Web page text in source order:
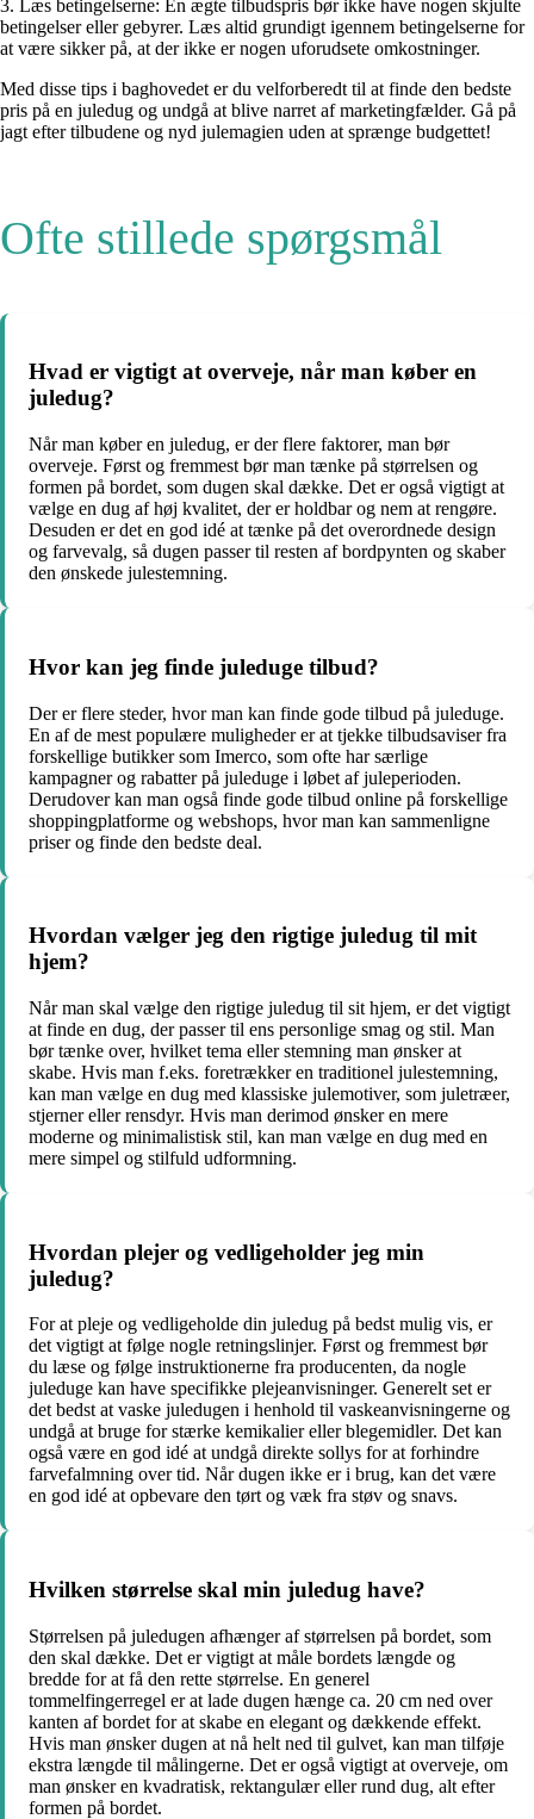
3. Læs betingelserne: En ægte tilbudspris bør ikke have nogen skjulte
betingelser eller gebyrer. Læs altid grundigt igennem betingelserne for
at være sikker på, at der ikke er nogen uforudsete omkostninger.
Med disse tips i baghovedet er du velforberedt til at finde den bedste
pris på en juledug og undgå at blive narret af marketingfælder. Gå på
jagt efter tilbudene og nyd julemagien uden at sprænge budgettet!
Ofte stillede spørgsmål
Hvad er vigtigt at overveje, når man køber en
juledug?
Når man køber en juledug, er der flere faktorer, man bør
overveje. Først og fremmest bør man tænke på størrelsen og
formen på bordet, som dugen skal dække. Det er også vigtigt at
vælge en dug af høj kvalitet, der er holdbar og nem at rengøre.
Desuden er det en god idé at tænke på det overordnede design
og farvevalg, så dugen passer til resten af bordpynten og skaber
den ønskede julestemning.
Hvor kan jeg finde juleduge tilbud?
Der er flere steder, hvor man kan finde gode tilbud på juleduge.
En af de mest populære muligheder er at tjekke tilbudsaviser fra
forskellige butikker som Imerco, som ofte har særlige
kampagner og rabatter på juleduge i løbet af juleperioden.
Derudover kan man også finde gode tilbud online på forskellige
shoppingplatforme og webshops, hvor man kan sammenligne
priser og finde den bedste deal.
Hvordan vælger jeg den rigtige juledug til mit
hjem?
Når man skal vælge den rigtige juledug til sit hjem, er det vigtigt
at finde en dug, der passer til ens personlige smag og stil. Man
bør tænke over, hvilket tema eller stemning man ønsker at
skabe. Hvis man f.eks. foretrækker en traditionel julestemning,
kan man vælge en dug med klassiske julemotiver, som juletræer,
stjerner eller rensdyr. Hvis man derimod ønsker en mere
moderne og minimalistisk stil, kan man vælge en dug med en
mere simpel og stilfuld udformning.
Hvordan plejer og vedligeholder jeg min
juledug?
For at pleje og vedligeholde din juledug på bedst mulig vis, er
det vigtigt at følge nogle retningslinjer. Først og fremmest bør
du læse og følge instruktionerne fra producenten, da nogle
juleduge kan have specifikke plejeanvisninger. Generelt set er
det bedst at vaske juledugen i henhold til vaskeanvisningerne og
undgå at bruge for stærke kemikalier eller blegemidler. Det kan
også være en god idé at undgå direkte sollys for at forhindre
farvefalmning over tid. Når dugen ikke er i brug, kan det være
en god idé at opbevare den tørt og væk fra støv og snavs.
Hvilken størrelse skal min juledug have?
Størrelsen på juledugen afhænger af størrelsen på bordet, som
den skal dække. Det er vigtigt at måle bordets længde og
bredde for at få den rette størrelse. En generel
tommelfingerregel er at lade dugen hænge ca. 20 cm ned over
kanten af bordet for at skabe en elegant og dækkende effekt.
Hvis man ønsker dugen at nå helt ned til gulvet, kan man tilføje
ekstra længde til målingerne. Det er også vigtigt at overveje, om
man ønsker en kvadratisk, rektangulær eller rund dug, alt efter
formen på bordet.